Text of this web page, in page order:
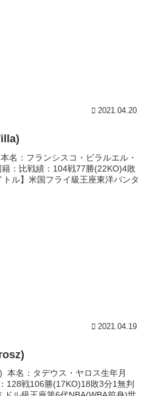
2021.04.20
名：フランシスコ・ビラルエル・
：比戦績：104戦77勝(22KO)4敗
ル】米国フライ級王座東洋バンタ
2021.04.19
本名：タデウス・ヤロス生年月
128戦106勝(17KO)18敗3分1無判